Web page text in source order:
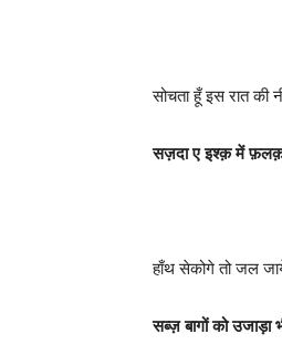
सोचता हूँ इस रात की
सज़दा ए इश्क़ में फ़लक़
हाँथ सेकोगे तो जल
सब्ज़ बागों को उजाड़ा